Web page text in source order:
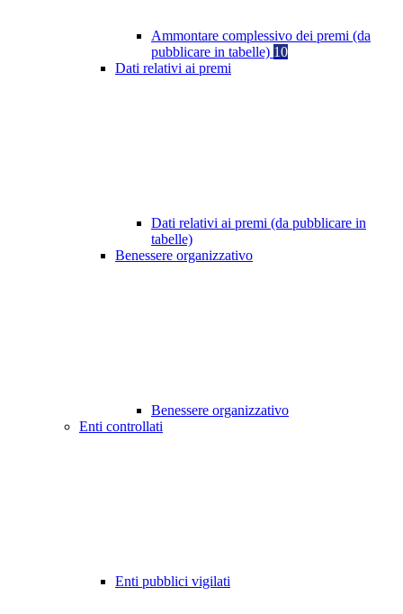
Ammontare complessivo dei premi (da
pubblicare in tabelle) 10
Dati relativi ai premi
Dati relativi ai premi (da pubblicare in
tabelle)
Benessere organizzativo
Benessere organizzativo
Enti controllati
Enti pubblici vigilati